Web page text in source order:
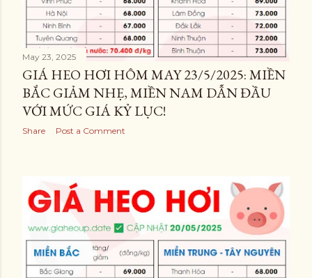
May 23, 2025
GIÁ HEO HƠI HÔM MAY 23/5/2025: MIỀN
BẮC GIẢM NHẸ, MIỀN NAM DẪN ĐẦU
VỚI MỨC GIÁ KỶ LỤC!
Share Post a Comment